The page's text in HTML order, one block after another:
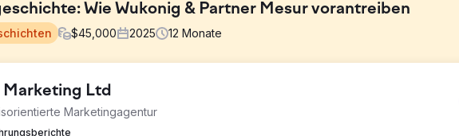
Wie Wukonig & Partner Mesur vorantreiben
$45,000 2025 12 Monate
generierte zu wenige qualifizierte Leads, um das Pipeline-Wachstum
hochwertige Leads pro Monat. Bestehende bezahlte Suchkampagnen verbrauchten
und es fehlte ein ganzheitlicher Überblick über den Zusammenhang zwischen
Marketing Ltd
Marketingagentur